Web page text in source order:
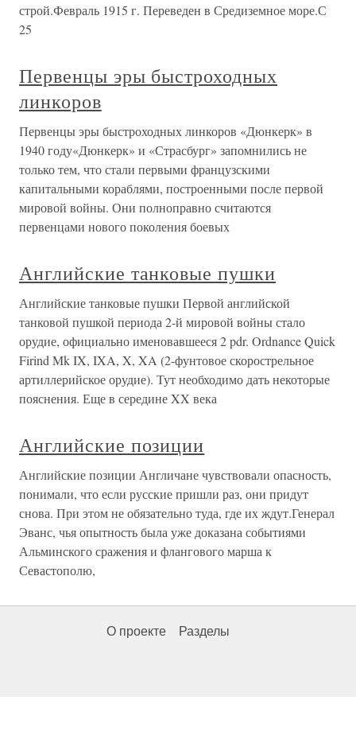
строй.Февраль 1915 г. Переведен в Средиземное море.С
25
Первенцы эры быстроходных
линкоров
Первенцы эры быстроходных линкоров «Дюнкерк» в
1940 году«Дюнкерк» и «Страсбург» запомнились не
только тем, что стали первыми французскими
капитальными кораблями, построенными после первой
мировой войны. Они полноправно считаются
первенцами нового поколения боевых
Английские танковые пушки
Английские танковые пушки Первой английской
танковой пушкой периода 2-й мировой войны стало
орудие, официально именовавшееся 2 pdr. Ordnance Quick
Firind Mk IX, IXA, X, XA (2-фунтовое скорострельное
артиллерийское орудие). Тут необходимо дать некоторые
пояснения. Еще в середине XX века
Английские позиции
Английские позиции Англичане чувствовали опасность,
понимали, что если русские пришли раз, они придут
снова. При этом не обязательно туда, где их ждут.Генерал
Эванс, чья опытность была уже доказана событиями
Альминского сражения и флангового марша к
Севастополю,
О проекте Разделы